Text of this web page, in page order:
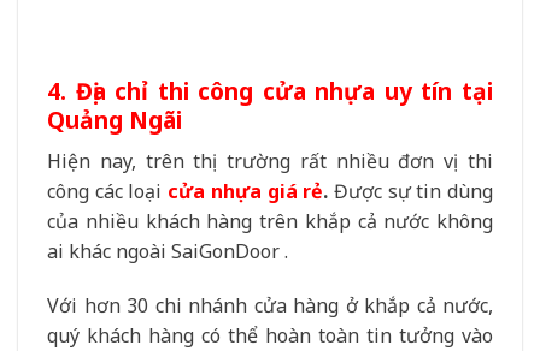
4. Địa chỉ thi công cửa nhựa uy tín tại
Quảng Ngãi
Hiện nay, trên thị trường rất nhiều đơn vị thi
công các loại cửa nhựa giá rẻ. Được sự tin dùng
của nhiều khách hàng trên khắp cả nước không
ai khác ngoài SaiGonDoor .
Với hơn 30 chi nhánh cửa hàng ở khắp cả nước,
quý khách hàng có thể hoàn toàn tin tưởng vào